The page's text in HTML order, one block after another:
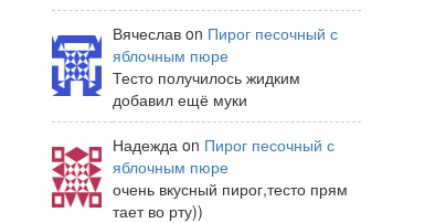
Вячеслав on Пирог песочный с
яблочным пюре
Тесто получилось жидким
добавил ещё муки
Надежда on Пирог песочный с
яблочным пюре
очень вкусный пирог,тесто прям
тает во рту))